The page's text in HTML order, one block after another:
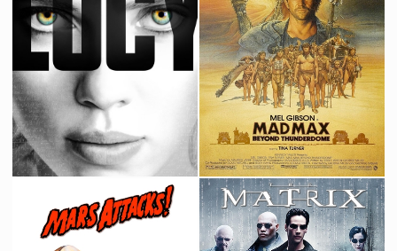
Les Évadés de la Planète des Singes
1971
Les Maîtres de l'univers
1987